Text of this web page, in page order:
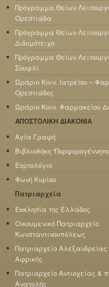
Πρόγραμμα Θείων
Ορεστιάδα
Πρόγραμμα Θείων
Διδυμότειχο
Πρόγραμμα Θείων
Σουφλί
Ωράριο Κοιν. Ιατρείου –
Ορεστιάδος
Ωράριο Κοιν. Φαρμακείου
ΑΠΟΣΤΟΛΙΚΗ ΔΙΑΚΟΝΙΑ
Αγία Γραφή
Βιβλιοθήκη
Εορτολόγιο
Φωνή Κυρίου
Πατριαρχεία
Εκκλησία της Ελλάδος
Οικουμενικό Πατριαρχείο
Κωνσταντινουπόλεως
Πατριαρχείο
Αφρικής
Πατριαρχείο Αντιοχείας &
Ανατολής